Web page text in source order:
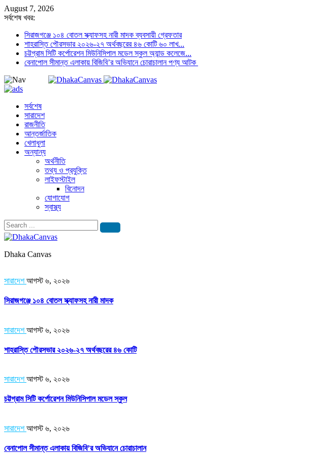
August 7, 2026
সর্বশেষ খবর:
সিরাজগঞ্জে ১০৪ বোতল স্ক্যাফসহ নারী মাদক ব্যবসায়ী গ্রেফতার
শাহরাস্তি পৌরসভার ২০২৬-২৭ অর্থবছরের ৪৬ কোটি ৬০ লাখ...
চট্টগ্রাম সিটি কর্পোরেশন মিউনিসিপাল মডেল স্কুল অ্যান্ড কলেজে...
বেনাপোল সীমান্ত এলাকায় বিজিবি’র অভিযানে চোরাচালান পণ্য আটক
সর্বশেষ
সারাদেশ
রাজনীতি
আন্তর্জাতিক
খেলাধুলা
অন্যান্য
অর্থনীতি
তথ্য ও প্রযুক্তি
লাইফস্টাইল
বিনোদন
যোগাযোগ
স্বাস্থ্য
Dhaka Canvas
সারাদেশ আগস্ট ৬, ২০২৬
সিরাজগঞ্জে ১০৪ বোতল স্ক্যাফসহ নারী মাদক
সারাদেশ আগস্ট ৬, ২০২৬
শাহরাস্তি পৌরসভার ২০২৬-২৭ অর্থবছরের ৪৬ কোটি
সারাদেশ আগস্ট ৬, ২০২৬
চট্টগ্রাম সিটি কর্পোরেশন মিউনিসিপাল মডেল স্কুল
সারাদেশ আগস্ট ৬, ২০২৬
বেনাপোল সীমান্ত এলাকায় বিজিবি’র অভিযানে চোরাচালান